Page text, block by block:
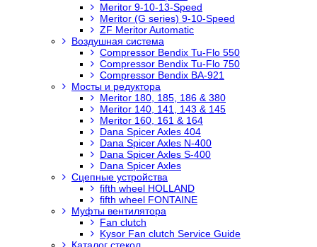
Meritor 9-10-13-Speed
Meritor (G series) 9-10-Speed
ZF Meritor Automatic
Воздушная система
Compressor Bendix Tu-Flo 550
Compressor Bendix Tu-Flo 750
Compressor Bendix BA-921
Мосты и редуктора
Meritor 180, 185, 186 & 380
Meritor 140, 141, 143 & 145
Meritor 160, 161 & 164
Dana Spicer Axles 404
Dana Spicer Axles N-400
Dana Spicer Axles S-400
Dana Spicer Axles
Сцепные устройства
fifth wheel HOLLAND
fifth wheel FONTAINE
Муфты вентилятора
Fan clutch
Kysor Fan clutch Service Guide